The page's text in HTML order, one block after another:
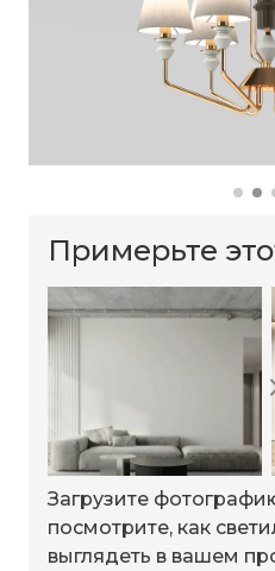
Примерьте
Загрузите
посмотрите, как
выглядеть в вашем